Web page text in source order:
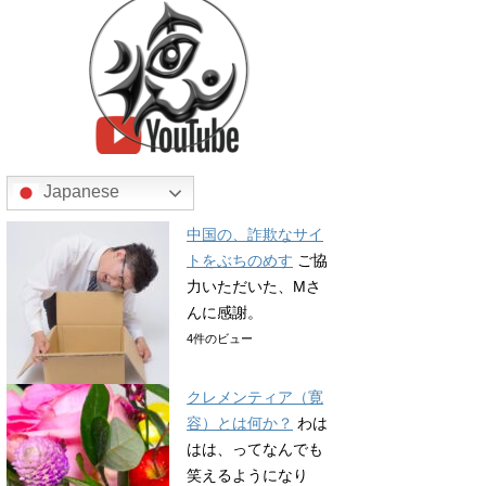
Japanese
中国の、詐欺なサイ
トをぶちのめす ご協
力いただいた、Mさ
んに感謝。
4件のビュー
クレメンティア（寛
容）とは何か？ わは
はは、ってなんでも
笑えるようになり